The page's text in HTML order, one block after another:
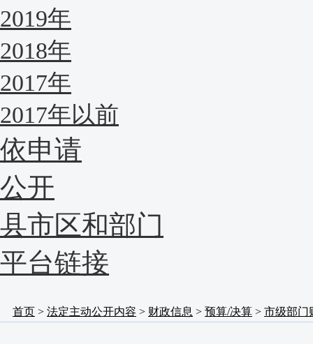
2019年
2018年
2017年
2017年以前
依申请
公开
县市区和部门
平台链接
首页 > 法定主动公开内容 > 财政信息 > 预算/决算 > 市级部门